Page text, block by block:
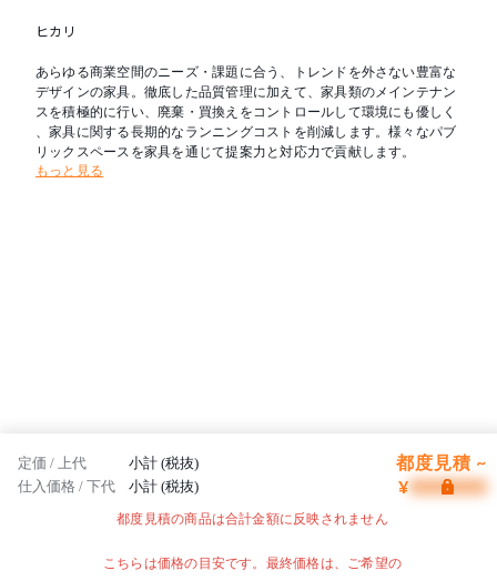
ヒカリ
あらゆる商業空間のニーズ・課題に合う、トレンドを外さない豊富な
デザインの家具。徹底した品質管理に加えて、家具類のメインテナン
スを積極的に行い、廃棄・買換えをコントロールして環境にも優しく
、家具に関する長期的なランニングコストを削減します。様々なパブ
リックスペースを家具を通じて提案力と対応力で貢献します。
もっと見る
定価 / 上代 小計 (税抜) 都度見積 ~
仕入価格 / 下代 小計 (税抜) ¥
都度見積の商品は合計金額に反映されません
こちらは価格の目安です。最終価格は、ご希望の